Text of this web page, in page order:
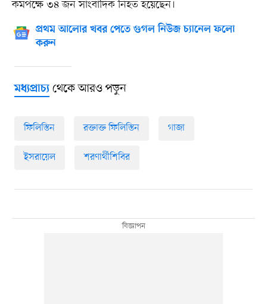
কমপক্ষে ৩৪ জন সাংবাদিক নিহত হয়েছেন।
প্রথম আলোর খবর পেতে গুগল নিউজ চ্যানেল ফলো
করুন
মধ্যপ্রাচ্যথেকে আরও পড়ুন
ফিলিস্তিন রক্তাক্ত ফিলিস্তিন গাজা
ইসরায়েল শরণার্থীশিবির